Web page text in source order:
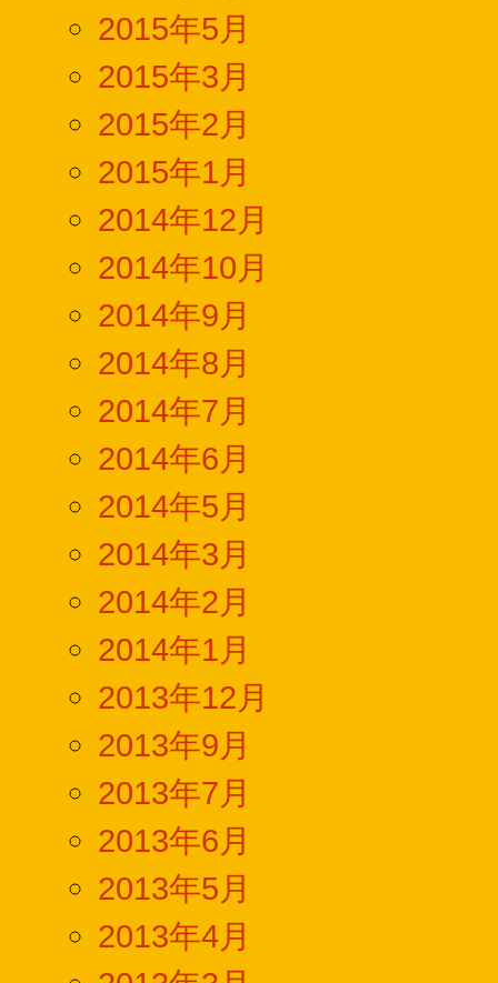
2015年5月
2015年3月
2015年2月
2015年1月
2014年12月
2014年10月
2014年9月
2014年8月
2014年7月
2014年6月
2014年5月
2014年3月
2014年2月
2014年1月
2013年12月
2013年9月
2013年7月
2013年6月
2013年5月
2013年4月